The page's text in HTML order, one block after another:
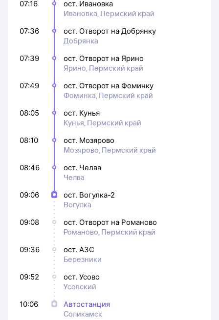
07:16
ост. Ивановка
Ивановка, Пермский край
07:36
ост. Отворот на Добрянку
Добрянка
07:39
ост. Отворот на Ярино
Ярино, Пермский край
07:49
ост. Отворот на Фоминку
Фоминка, Пермский край
08:05
ост. Кунья
Кунья, Пермский край
08:10
ост. Мозярово
Мозярово, Пермский край
08:46
ост. Челва
Челва
09:06
ост. Вогулка-2
Вогулка
09:08
ост. Отворот на Романово
Романово, Пермский край
09:36
ост. АЗС
Березники
09:52
ост. Усово
Усовский
10:06
Автостанция
Соликамск